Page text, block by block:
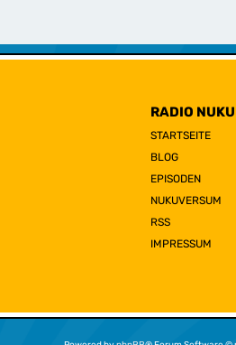
RADIO
STARTSEITE
BLOG
EPISODEN
NUKUVERSUM
RSS
IMPRESSUM